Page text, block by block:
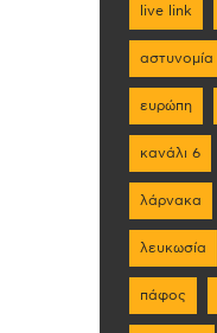
live link
αστυνομία
ευρώπη
κανάλι 6
λάρνακα
λευκωσία
πάφος